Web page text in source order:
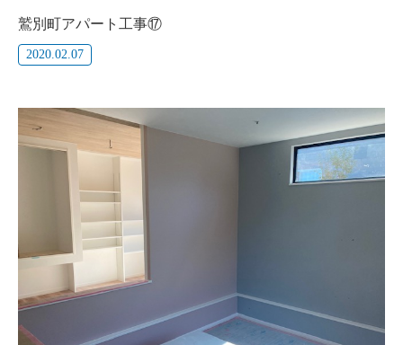
鷲別町アパート工事⑰
2020.02.07